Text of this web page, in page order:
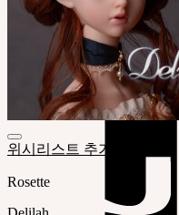
위시리스트 추가
Rosette